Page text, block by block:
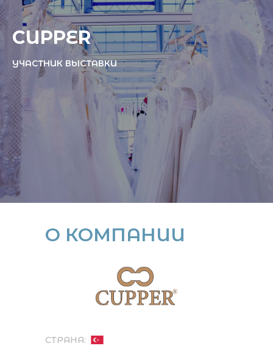
CUPPER
УЧАСТНИК ВЫСТАВКИ
О КОМПАНИИ
СТРАНА: